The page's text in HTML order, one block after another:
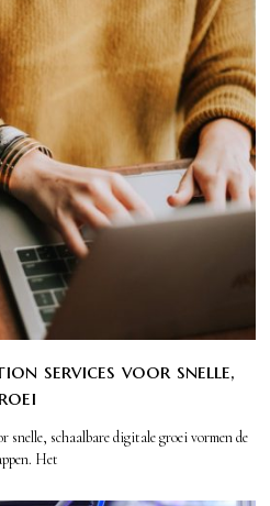
services voor snelle,
snelle, schaalbare digitale groei vormen de
Het